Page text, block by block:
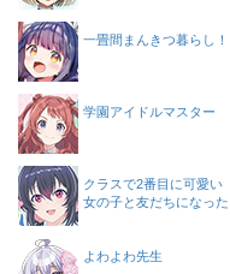
一畳間まんきつ暮らし！
学園アイドルマスター
クラスで2番目に可愛い
女の子と友だちになった
よわよわ先生